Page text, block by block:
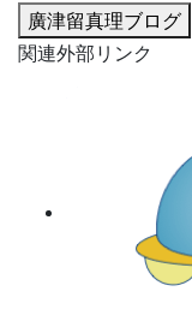
廣津留真理ブログ
関連外部リンク